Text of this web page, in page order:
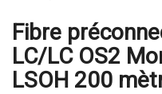
Fibre
LC/LC OS2
LSOH 200